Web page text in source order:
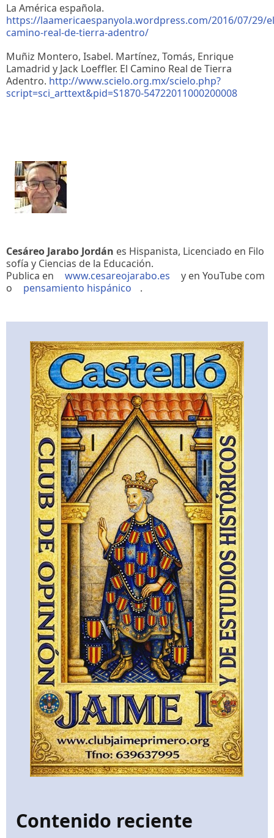
La América española.
https://laamericaespanyola.wordpress.com/2016/07/29/
camino-real-de-tierra-adentro/
Muñiz Montero, Isabel. Martínez, Tomás, Enrique
Lamadrid y Jack Loeffler. El Camino Real de Tierra
Adentro. http://www.scielo.org.mx/scielo.php?
script=sci_arttext&pid=S1870-54722011000200008
Cesáreo Jarabo Jordán es Hispanista, Licenciado en Filo
sofía y Ciencias de la Educación.
Publica en
www.cesareojarabo.es
y en YouTube com
o
pensamiento hispánico .
Contenido reciente